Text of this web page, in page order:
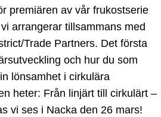
premiären av vår frukostserie
arrangerar tillsammans med
Trade Partners. Det första
och hur du som
lönsamhet i cirkulära
heter: Från linjärt till cirkulärt –
vi ses i Nacka den 26 mars!